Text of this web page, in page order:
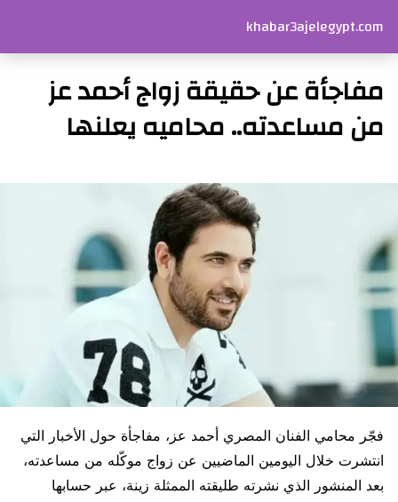
khabar3ajelegypt.com
مفاجأة عن حقيقة زواج أحمد عز
من مساعدته.. محاميه يعلنها
فجّر محامي الفنان المصري أحمد عز، مفاجأة حول الأخبار التي
انتشرت خلال اليومين الماضيين عن زواج موكّله من مساعدته،
بعد المنشور الذي نشرته طليقته الممثلة زينة، عبر حسابها